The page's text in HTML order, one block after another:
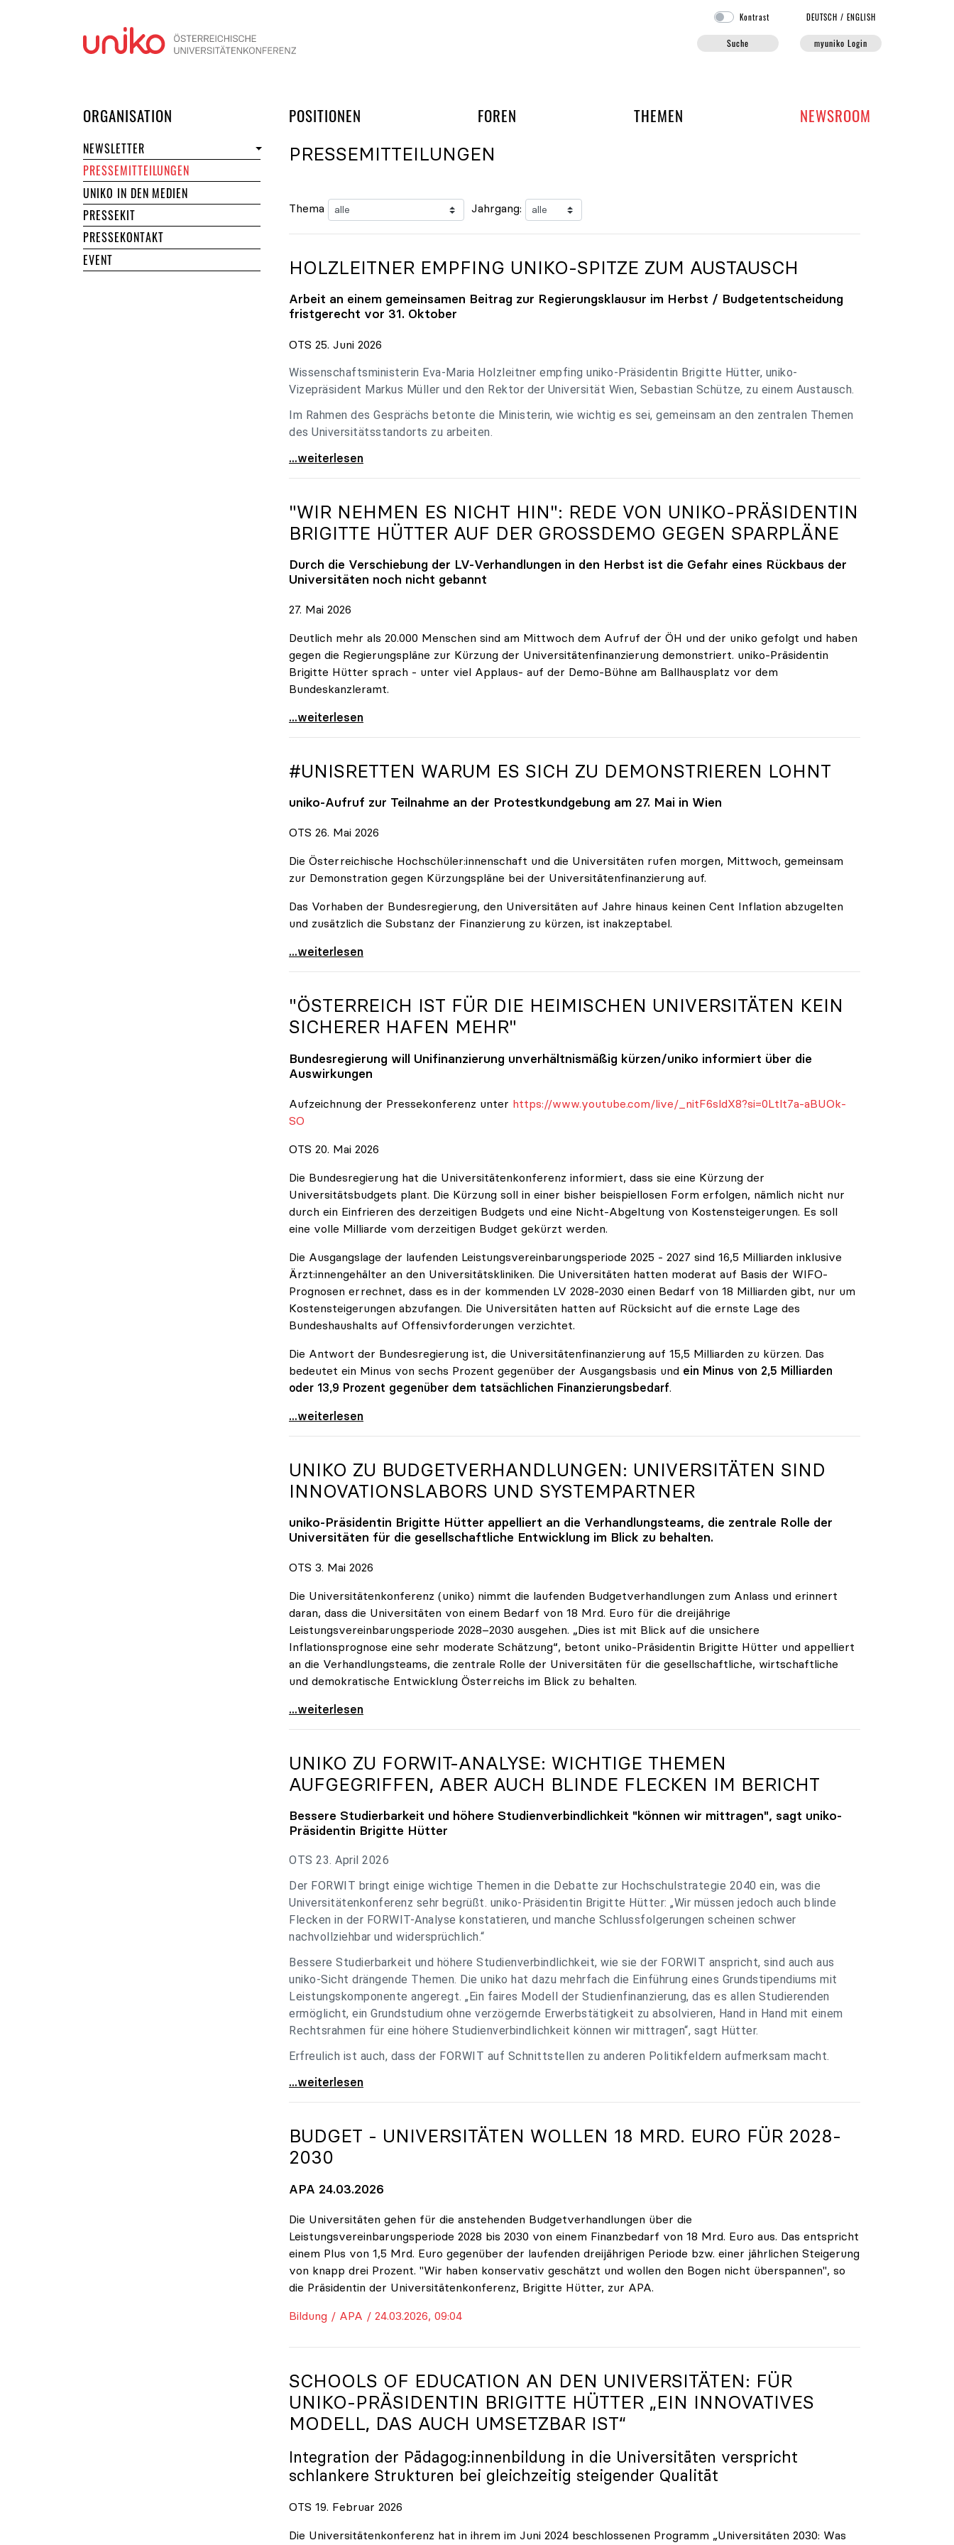
Kontrast DEUTSCH /ENGLISH
Suche myuniko Login
ORGANISATION POSITIONEN FOREN UND ARBEITSGRUPPEN DER UNIKO
THEMEN NEWSROOM
NEWSLETTER
PRESSEMITTEILUNGEN
UNIKO IN DEN MEDIEN
PRESSEKIT
PRESSEKONTAKT
EVENT
PRESSEMITTEILUNGEN
Thema Jahrgang:
HOLZLEITNER EMPFING UNIKO-SPITZE ZUM AUSTAUSCH
Arbeit an einem gemeinsamen Beitrag zur Regierungsklausur im Herbst / Budgetentscheidung
fristgerecht vor 31. Oktober
OTS 25. Juni 2026
Wissenschaftsministerin Eva-Maria Holzleitner empfing uniko-Präsidentin Brigitte Hütter, uniko-
Vizepräsident Markus Müller und den Rektor der Universität Wien, Sebastian Schütze, zu einem Austausch.
Im Rahmen des Gesprächs betonte die Ministerin, wie wichtig es sei, gemeinsam an den zentralen Themen
des Universitätsstandorts zu arbeiten.
Holzleitner empfing uniko-Spitze zum Austausch
...weiterlesen
"WIR NEHMEN ES NICHT HIN": REDE VON UNIKO-PRÄSIDENTIN
BRIGITTE HÜTTER AUF DER GROSSDEMO GEGEN SPARPLÄNE
Durch die Verschiebung der LV-Verhandlungen in den Herbst ist die Gefahr eines Rückbaus der
Universitäten noch nicht gebannt
27. Mai 2026
Deutlich mehr als 20.000 Menschen sind am Mittwoch dem Aufruf der ÖH und der uniko gefolgt und haben
gegen die Regierungspläne zur Kürzung der Universitätenfinanzierung demonstriert. uniko-Präsidentin
Brigitte Hütter sprach - unter viel Applaus- auf der Demo-Bühne am Ballhausplatz vor dem
Bundeskanzleramt.
\"Wir nehmen es nicht hin\": Rede von
...weiterlesen
#UNISRETTEN WARUM ES SICH ZU DEMONSTRIEREN LOHNT
uniko-Aufruf zur Teilnahme an der Protestkundgebung am 27. Mai in Wien
OTS 26. Mai 2026
Die Österreichische Hochschüler:innenschaft und die Universitäten rufen morgen, Mittwoch, gemeinsam
zur Demonstration gegen Kürzungspläne bei der Universitätenfinanzierung auf.
Das Vorhaben der Bundesregierung, den Universitäten auf Jahre hinaus keinen Cent Inflation abzugelten
und zusätzlich die Substanz der Finanzierung zu kürzen, ist inakzeptabel.
#UnisRetten Warum es sich zu demonstrieren lohnt
...weiterlesen
"ÖSTERREICH IST FÜR DIE HEIMISCHEN UNIVERSITÄTEN KEIN
SICHERER HAFEN MEHR"
Bundesregierung will Unifinanzierung unverhältnismäßig kürzen/uniko informiert über die
Auswirkungen
Aufzeichnung der Pressekonferenz unter https://www.youtube.com/live/_nitF6sldX8?si=0Ltlt7a-aBUOk-
SO
OTS 20. Mai 2026
Die Bundesregierung hat die Universitätenkonferenz informiert, dass sie eine Kürzung der
Universitätsbudgets plant. Die Kürzung soll in einer bisher beispiellosen Form erfolgen, nämlich nicht nur
durch ein Einfrieren des derzeitigen Budgets und eine Nicht-Abgeltung von Kostensteigerungen. Es soll
eine volle Milliarde vom derzeitigen Budget gekürzt werden.
Die Ausgangslage der laufenden Leistungsvereinbarungsperiode 2025 - 2027 sind 16,5 Milliarden inklusive
Ärzt:innengehälter an den Universitätskliniken. Die Universitäten hatten moderat auf Basis der WIFO-
Prognosen errechnet, dass es in der kommenden LV 2028-2030 einen Bedarf von 18 Milliarden gibt, nur um
Kostensteigerungen abzufangen. Die Universitäten hatten auf Rücksicht auf die ernste Lage des
Bundeshaushalts auf Offensivforderungen verzichtet.
Die Antwort der Bundesregierung ist, die Universitätenfinanzierung auf 15,5 Milliarden zu kürzen. Das
bedeutet ein Minus von sechs Prozent gegenüber der Ausgangsbasis und ein Minus von 2,5 Milliarden
oder 13,9 Prozent gegenüber dem tatsächlichen Finanzierungsbedarf.
\"Österreich ist für die heimischen Universitäten
...weiterlesen
UNIKO ZU BUDGETVERHANDLUNGEN: UNIVERSITÄTEN SIND
INNOVATIONSLABORS UND SYSTEMPARTNER
uniko-Präsidentin Brigitte Hütter appelliert an die Verhandlungsteams, die zentrale Rolle der
Universitäten für die gesellschaftliche Entwicklung im Blick zu behalten.
OTS 3. Mai 2026
Die Universitätenkonferenz (uniko) nimmt die laufenden Budgetverhandlungen zum Anlass und erinnert
daran, dass die Universitäten von einem Bedarf von 18 Mrd. Euro für die dreijährige
Leistungsvereinbarungsperiode 2028–2030 ausgehen. „Dies ist mit Blick auf die unsichere
Inflationsprognose eine sehr moderate Schätzung“, betont uniko-Präsidentin Brigitte Hütter und appelliert
an die Verhandlungsteams, die zentrale Rolle der Universitäten für die gesellschaftliche, wirtschaftliche
und demokratische Entwicklung Österreichs im Blick zu behalten.
uniko zu Budgetverhandlungen: Universitäten sind
...weiterlesen
UNIKO ZU FORWIT-ANALYSE: WICHTIGE THEMEN
AUFGEGRIFFEN, ABER AUCH BLINDE FLECKEN IM BERICHT
Bessere Studierbarkeit und höhere Studienverbindlichkeit "können wir mittragen", sagt uniko-
Präsidentin Brigitte Hütter
OTS 23. April 2026
Der FORWIT bringt einige wichtige Themen in die Debatte zur Hochschulstrategie 2040 ein, was die
Universitätenkonferenz sehr begrüßt. uniko-Präsidentin Brigitte Hütter: „Wir müssen jedoch auch blinde
Flecken in der FORWIT-Analyse konstatieren, und manche Schlussfolgerungen scheinen schwer
nachvollziehbar und widersprüchlich.“
Bessere Studierbarkeit und höhere Studienverbindlichkeit, wie sie der FORWIT anspricht, sind auch aus
uniko-Sicht drängende Themen. Die uniko hat dazu mehrfach die Einführung eines Grundstipendiums mit
Leistungskomponente angeregt. „Ein faires Modell der Studienfinanzierung, das es allen Studierenden
ermöglicht, ein Grundstudium ohne verzögernde Erwerbstätigkeit zu absolvieren, Hand in Hand mit einem
Rechtsrahmen für eine höhere Studienverbindlichkeit können wir mittragen“, sagt Hütter.
Erfreulich ist auch, dass der FORWIT auf Schnittstellen zu anderen Politikfeldern aufmerksam macht.
uniko zu FORWIT-Analyse: Wichtige Themen
...weiterlesen
BUDGET - UNIVERSITÄTEN WOLLEN 18 MRD. EURO FÜR 2028-
2030
APA 24.03.2026
Die Universitäten gehen für die anstehenden Budgetverhandlungen über die
Leistungsvereinbarungsperiode 2028 bis 2030 von einem Finanzbedarf von 18 Mrd. Euro aus. Das entspricht
einem Plus von 1,5 Mrd. Euro gegenüber der laufenden dreijährigen Periode bzw. einer jährlichen Steigerung
von knapp drei Prozent. "Wir haben konservativ geschätzt und wollen den Bogen nicht überspannen", so
die Präsidentin der Universitätenkonferenz, Brigitte Hütter, zur APA.
Bildung / APA / 24.03.2026, 09:04
SCHOOLS OF EDUCATION AN DEN UNIVERSITÄTEN: FÜR
UNIKO-PRÄSIDENTIN BRIGITTE HÜTTER „EIN INNOVATIVES
MODELL, DAS AUCH UMSETZBAR IST“
Integration der Pädagog:innenbildung in die Universitäten verspricht
schlankere Strukturen bei gleichzeitig steigender Qualität
OTS 19. Februar 2026
Die Universitätenkonferenz hat in ihrem im Juni 2024 beschlossenen Programm „Universitäten 2030: Was